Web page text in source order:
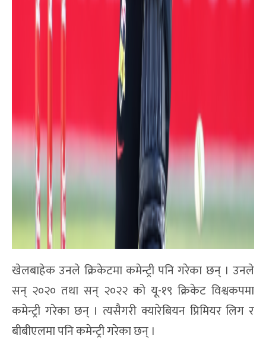
खेलबाहेक उनले क्रिकेटमा कमेन्ट्री पनि गरेका छन् । उनले
सन् २०२० तथा सन् २०२२ को यू-१९ क्रिकेट विश्वकपमा
कमेन्ट्री गरेका छन् । त्यसैगरी क्यारेबियन प्रिमियर लिग र
बीबीएलमा पनि कमेन्ट्री गरेका छन् ।